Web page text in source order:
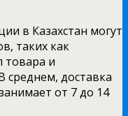
в Казахстан могут
таких как
товара и
среднем, доставка
от 7 до 14